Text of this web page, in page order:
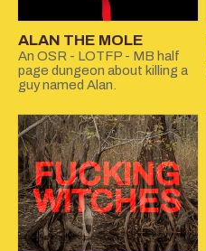
ALAN THE MOLE
An OSR - LOTFP - MB half
page dungeon about killing a
guy named Alan.